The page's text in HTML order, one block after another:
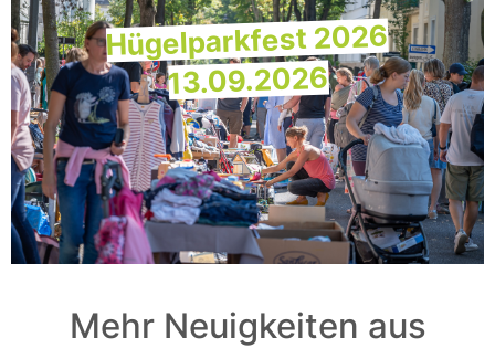
Hügelparkfest 2026
13.09.2026
Mehr Neuigkeiten aus